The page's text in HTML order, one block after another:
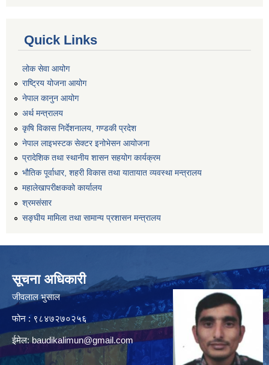
Quick Links
लोक सेवा आयोग
राष्ट्रिय योजना आयोग
नेपाल कानुन आयोग
अर्थ मन्त्रालय
कृषि विकास निर्देशनालय, गण्डकी प्रदेश
नेपाल लाइभस्टक सेक्टर इनोभेसन आयोजना
प्रादेशिक तथा स्थानीय शासन सहयोग कार्यक्रम
भौतिक पूर्वाधार, शहरी विकास तथा यातायात व्यवस्था मन्त्रालय
महालेखापरीक्षकको कार्यालय
श्रमसंसार
सङ्घीय मामिला तथा सामान्य प्रशासन मन्त्रालय
सूचना अधिकारी
जीवलाल भुसाल
फोन : ९८४७२७०२५६
ईमेल: baudikalimun@gmail.com